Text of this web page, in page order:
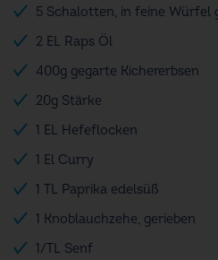
5 Schalotten, in feine Würfel
2 EL Raps Öl
400g gegarte Kichererbsen
20g Stärke
1 EL Hefeflocken
1 El Curry
1 TL Paprika edelsüß
1 Knoblauchzehe, gerieben
1/TL Senf